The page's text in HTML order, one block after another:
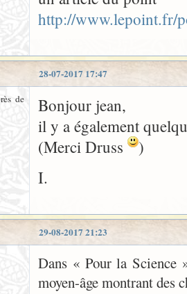
http://www.lepoint.fr/
28-07-2017 17:47
de
Bonjour jean,
il y a également
(Merci Druss
)
I.
29-08-2017 21:23
Dans « Pour la Science
moyen-âge montrant des